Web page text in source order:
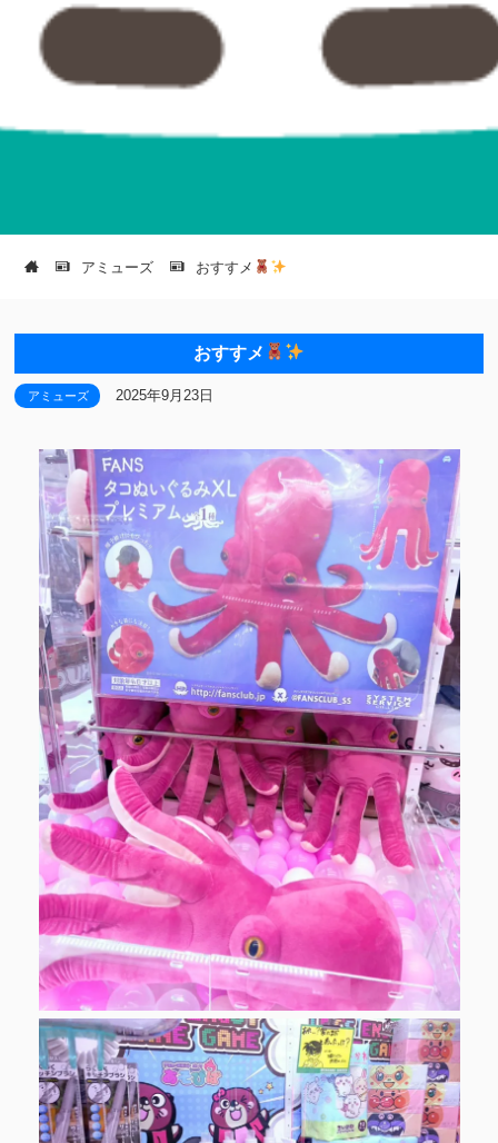
アミューズ おすすメ
おすすメ
アミューズ 2025年9月23日